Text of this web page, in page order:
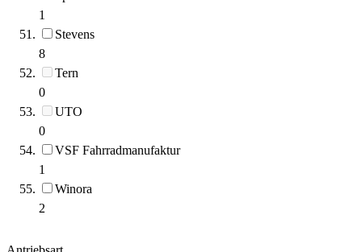
1
Stevens
8
Tern
0
UTO
0
VSF Fahrradmanufaktur
1
Winora
2